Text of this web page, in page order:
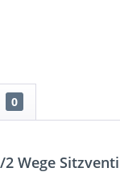
0
Wege